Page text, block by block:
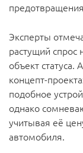
Эксперты
растущий
объект статуса.
концепт-
подобное
однако
учитывая её
автомобиля.